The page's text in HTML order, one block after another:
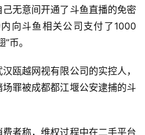
无意间开通了斗鱼直播的免密
向斗鱼相关公司支付了1000
币。
瓯越网视有限公司的实控人，
罪被成都都江堰公安逮捕的斗
者称，维权过程中在二手平台